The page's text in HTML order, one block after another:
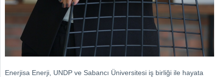
Enerjisa Enerji, UNDP ve Sabancı Üniversitesi iş birliği ile hayata